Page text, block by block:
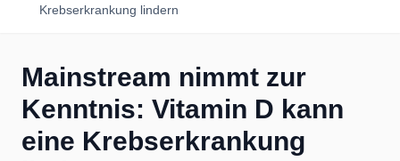
Krebserkrankung lindern
Mainstream nimmt zur
Kenntnis: Vitamin D kann
eine Krebserkrankung